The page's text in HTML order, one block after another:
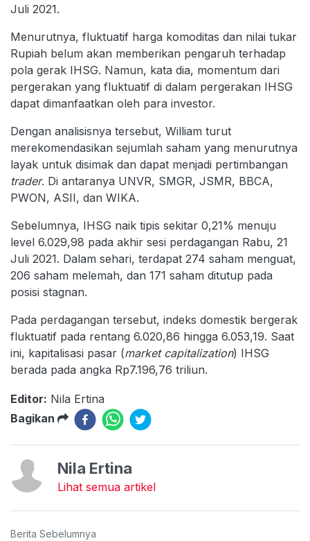
Juli 2021.
Menurutnya, fluktuatif harga komoditas dan nilai tukar
Rupiah belum akan memberikan pengaruh terhadap
pola gerak IHSG. Namun, kata dia, momentum dari
pergerakan yang fluktuatif di dalam pergerakan IHSG
dapat dimanfaatkan oleh para investor.
Dengan analisisnya tersebut, William turut
merekomendasikan sejumlah saham yang menurutnya
layak untuk disimak dan dapat menjadi pertimbangan
trader. Di antaranya UNVR, SMGR, JSMR, BBCA,
PWON, ASII, dan WIKA.
Sebelumnya, IHSG naik tipis sekitar 0,21% menuju
level 6.029,98 pada akhir sesi perdagangan Rabu, 21
Juli 2021. Dalam sehari, terdapat 274 saham menguat,
206 saham melemah, dan 171 saham ditutup pada
posisi stagnan.
Pada perdagangan tersebut, indeks domestik bergerak
fluktuatif pada rentang 6.020,86 hingga 6.053,19. Saat
ini, kapitalisasi pasar (market capitalization) IHSG
berada pada angka Rp7.196,76 triliun.
Editor: Nila Ertina
Bagikan
Nila Ertina
Lihat semua artikel
Berita Sebelumnya